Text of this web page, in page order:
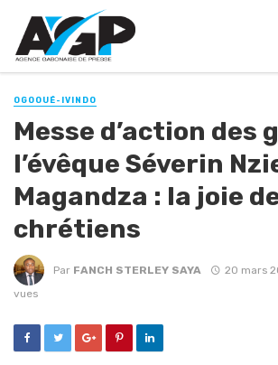
OGOOUÉ-IVINDO
Messe d’action des
l’évêque Séverin
Magandza : la joie
chrétiens
Par FANCH STERLEY SAYA 20 mars
vues